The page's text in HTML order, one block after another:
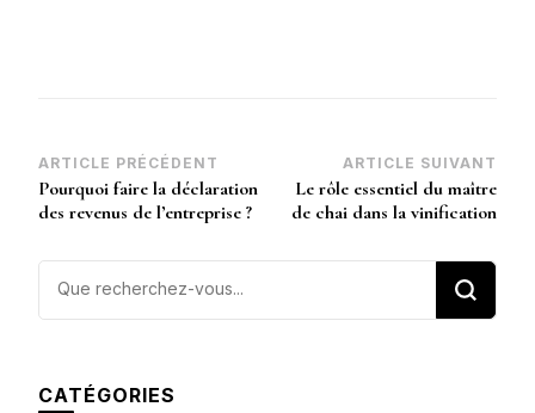
Navigation
d’article
ARTICLE PRÉCÉDENT
Pourquoi faire la déclaration
des revenus de l’entreprise ?
ARTICLE SUIVANT
Le rôle essentiel du maître
de chai dans la vinification
Vous
recherchiez
CATÉGORIES